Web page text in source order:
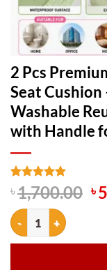
2 Pcs
Seat
Washable
with Handle
Rated5
out of 5
based on
1
customer
rating
৳1,700.00
৳
৳
2 Pcs Premium